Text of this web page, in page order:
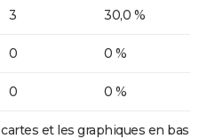
3 30,0 %
0 0 %
0 0 %
et les graphiques en bas